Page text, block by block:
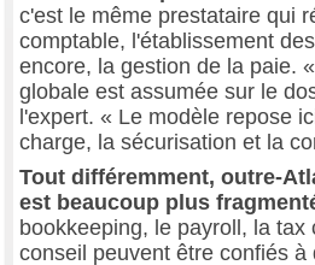
c'est le même prestataire qui
comptable, l'établissement
encore, la gestion de la paie.
globale est assumée sur le
l'expert. « Le modèle repose
charge, la sécurisation et la
Tout différemment, outre-
est beaucoup plus
bookkeeping, le payroll, la tax
conseil peuvent être confiés à